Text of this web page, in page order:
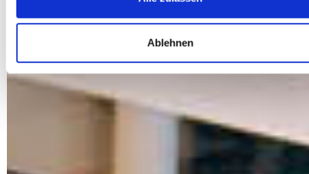
Wenn Sie es erlauben, würden wir auch gerne:
welche bis auf einige Meter genau sein können
Ihr Gerät durch aktives Scannen nach bestimmten
Merkmalen (Fingerprinting) identifizieren
Erfahren Sie mehr darüber, wie Ihre persönlichen Daten
verarbeitet werden, und legen Sie Ihre Präferenzen im
Wir verwenden Cookies, um Inhalte und Anzeigen zu
Ablehnen